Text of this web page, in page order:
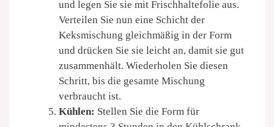
und legen Sie sie mit Frischhaltefolie aus.
Verteilen Sie nun eine Schicht der
Keksmischung gleichmäßig in der Form
und drücken Sie sie leicht an, damit sie gut
zusammenhält. Wiederholen Sie diesen
Schritt, bis die gesamte Mischung
verbraucht ist.
Kühlen: Stellen Sie die Form für